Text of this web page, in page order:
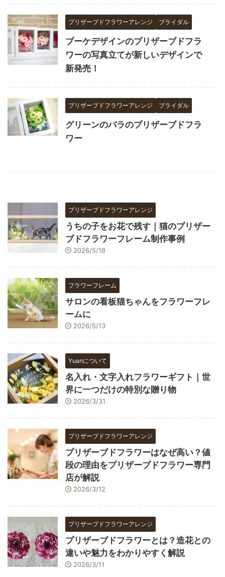
プリザーブドフラワーアレンジ ブライダル
ブーケデザインのプリザーブドフラ
ワーの写真立てが新しいデザインで
新発売！
プリザーブドフラワーアレンジ ブライダル
グリーンのバラのプリザーブドフラ
ワー
プリザーブドフラワーアレンジ
うちの子をお花で残す｜猫のプリザー
ブドフラワーフレーム制作事例
2026/5/18
フラワーフレーム
サロンの看板猫ちゃんをフラワーフレ
ームに
2026/5/13
Yuanについて
名入れ・文字入れフラワーギフト｜世
界に一つだけの特別な贈り物
2026/3/31
プリザーブドフラワーアレンジ
プリザーブドフラワーはなぜ高い？値
段の理由をプリザーブドフラワー専門
店が解説
2026/3/12
プリザーブドフラワーアレンジ
プリザーブドフラワーとは？造花との
違いや魅力をわかりやすく解説
2026/3/11